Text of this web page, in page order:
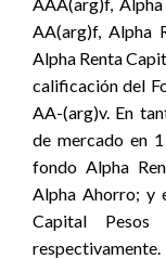
AA(arg)f, Alpha
Alpha Renta
calificación del
AA-(arg)v. En
de mercado en
fondo Alpha
Alpha Ahorro; y
Capital